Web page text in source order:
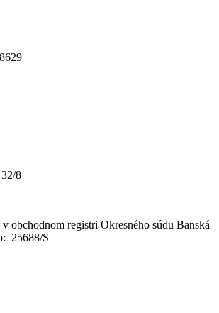
8
obchodnom registri Okresného súdu Banská
25688/S